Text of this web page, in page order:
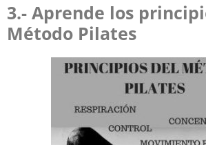
3.- Aprende los
Método Pilates